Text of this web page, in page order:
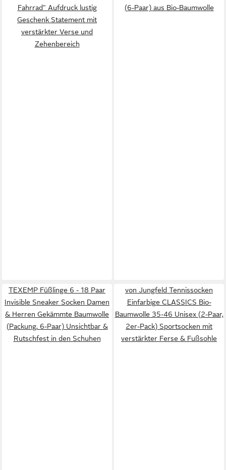
Fahrrad" Aufdruck lustig
Geschenk Statement mit
verstärkter Verse und
Zehenbereich
(6-Paar) aus Bio-Baumwolle
TEXEMP Füßlinge 6 - 18 Paar
Invisible Sneaker Socken Damen
& Herren Gekämmte Baumwolle
(Packung, 6-Paar) Unsichtbar &
Rutschfest in den Schuhen
von Jungfeld Tennissocken
Einfarbige CLASSICS Bio-
Baumwolle 35-46 Unisex (2-Paar,
2er-Pack) Sportsocken mit
verstärkter Ferse & Fußsohle